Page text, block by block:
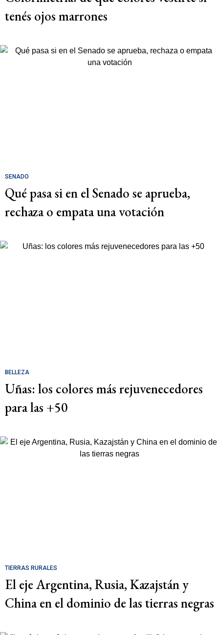
tenés ojos marrones
SENADO
Qué pasa si en el Senado se aprueba,
rechaza o empata una votación
BELLEZA
Uñas: los colores más rejuvenecedores
para las +50
TIERRAS RURALES
El eje Argentina, Rusia, Kazajstán y
China en el dominio de las tierras negras